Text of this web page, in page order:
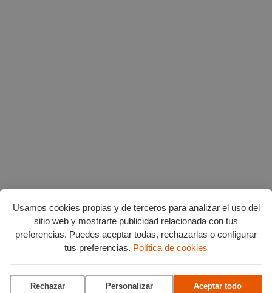
Usamos cookies propias y de terceros para analizar el uso del
sitio web y mostrarte publicidad relacionada con tus
preferencias. Puedes aceptar todas, rechazarlas o configurar
tus preferencias. Política de cookies
Rechazar Personalizar Aceptar todo
Planes en agostopor Burgos